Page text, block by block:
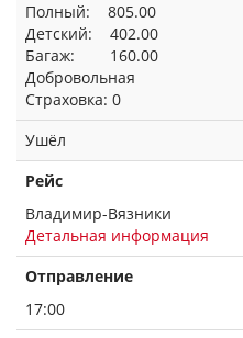
Полный: 805.00
Детский: 402.00
Багаж: 160.00
Добровольная
Страховка: 0
Ушёл
Рейс
Владимир-Вязники
Детальная информация
Отправление
17:00